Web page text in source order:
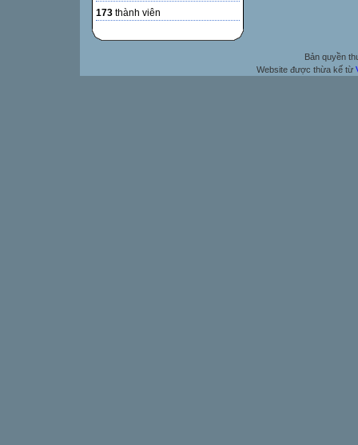
173 thành viên
Bản quyền
Website được thừa kế từ